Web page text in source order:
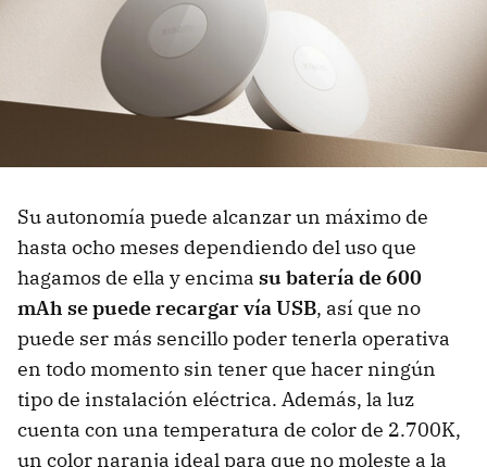
Su autonomía puede alcanzar un máximo de
hasta ocho meses dependiendo del uso que
hagamos de ella y encima su batería de 600
mAh se puede recargar vía USB, así que no
puede ser más sencillo poder tenerla operativa
en todo momento sin tener que hacer ningún
tipo de instalación eléctrica. Además, la luz
cuenta con una temperatura de color de 2.700K,
un color naranja ideal para que no moleste a la